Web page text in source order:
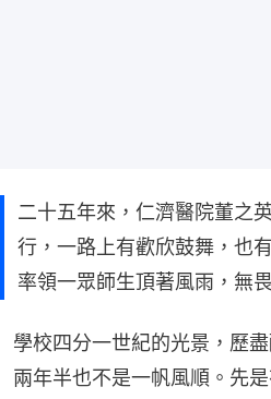
二十五年來，仁濟醫院董之
行，一路上有歡欣鼓舞，也
率領一眾師生頂著風雨，無
學校四分一世紀的光景，歷
兩年半也不是一帆風順。先